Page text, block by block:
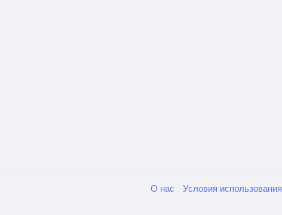
О нас Условия использования